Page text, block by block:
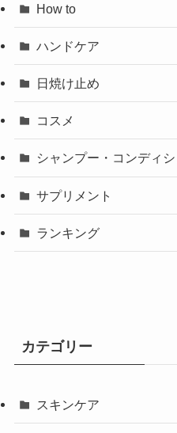
How to
ハンドケア
日焼け止め
コスメ
シャンプー・コンディ
サプリメント
ランキング
カテゴリー
スキンケア